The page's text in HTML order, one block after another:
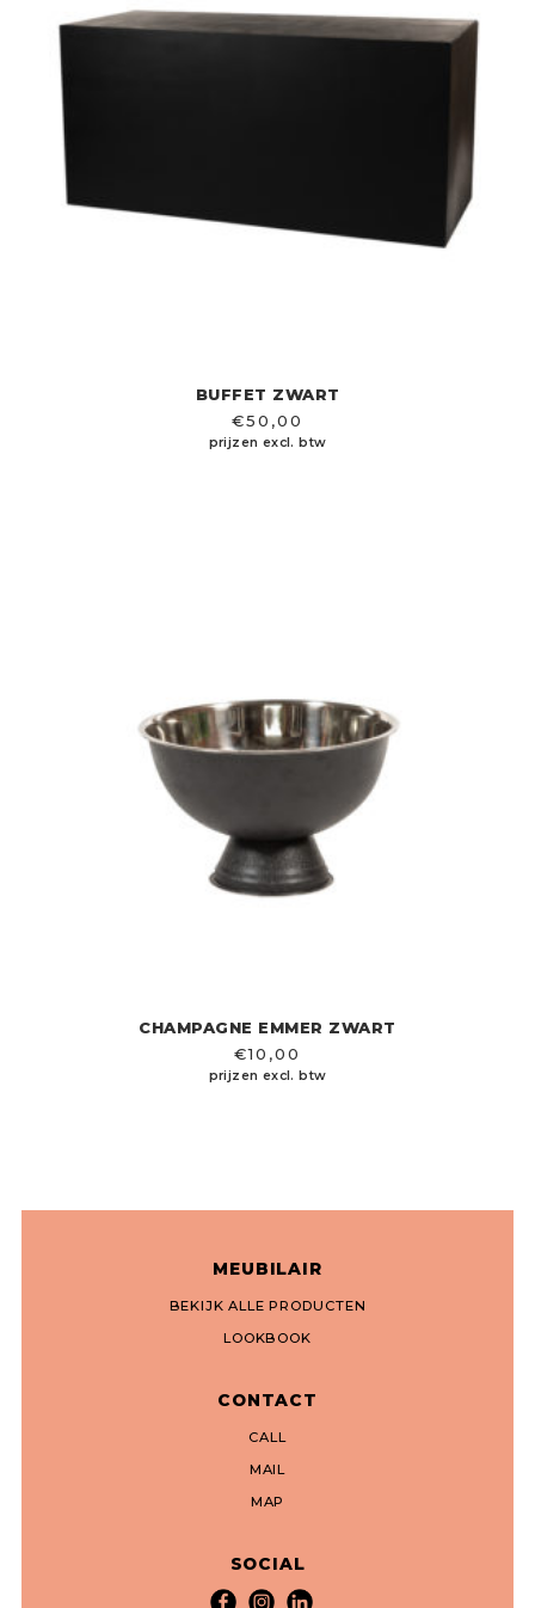
BUFFET ZWART
€50,00
prijzen excl. btw
CHAMPAGNE EMMER ZWART
€10,00
prijzen excl. btw
MEUBILAIR
BEKIJK ALLE PRODUCTEN
LOOKBOOK
CONTACT
CALL
MAIL
MAP
SOCIAL